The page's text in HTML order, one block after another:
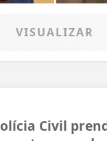
VISUALIZAR
Civil